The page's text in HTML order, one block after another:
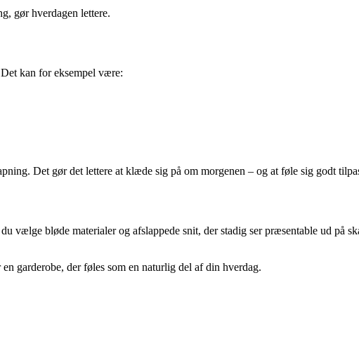
gør hverdagen lettere.
kan for eksempel være:
Det gør det lettere at klæde sig på om morgenen – og at føle sig godt
vælge bløde materialer og afslappede snit, der stadig ser præsentable ud på
garderobe, der føles som en naturlig del af din hverdag.